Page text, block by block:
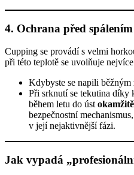
4. Ochrana před spálením
Cupping se provádí s velmi
při této teplotě se uvolňuje
Kdybyste se napili běžným
Při srknutí se tekutina díky
během letu do úst
bezpečnostní
v její nejaktivnější fázi.
Jak vypadá